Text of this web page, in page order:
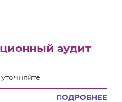
аудит
ПОДРОБНЕЕ